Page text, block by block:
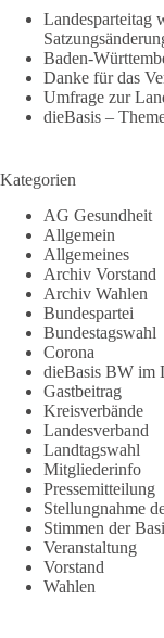
Landesparteitag
Baden-
Danke für das
Umfrage zur
dieBasis –
Kategorien
AG Gesundheit
Allgemein
Allgemeines
Archiv Vorstand
Archiv Wahlen
Bundespartei
Bundestagswahl
Corona
dieBasis BW im
Gastbeitrag
Kreisverbände
Landesverband
Landtagswahl
Mitgliederinfo
Pressemitteilung
Stellungnahme
Stimmen der
Veranstaltung
Vorstand
Wahlen